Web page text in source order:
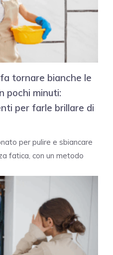
tornare bianche le
pochi minuti:
per farle brillare di
per pulire e sbiancare
fatica, con un metodo